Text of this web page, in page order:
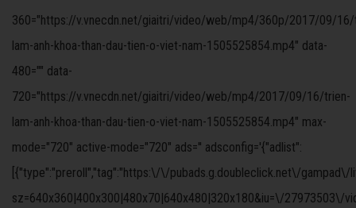
360="https://v.vnecdn.net/giaitri/video/web/mp4/360p/2017/09/
lam-anh-khoa-than-dau-tien-o-viet-nam-1505525854.mp4" data-
480="" data-
720="https://v.vnecdn.net/giaitri/video/web/mp4/2017/09/16/trien-
lam-anh-khoa-than-dau-tien-o-viet-nam-1505525854.mp4" max-
mode="720" active-mode="720" ads='' adsconfig='{"adlist":
[{"type":"preroll","tag":"https:\/\/pubads.g.doubleclick.net\/gampad\/
sz=640x360|400x300|480x70|640x480|320x180&iu=\/27973503\/